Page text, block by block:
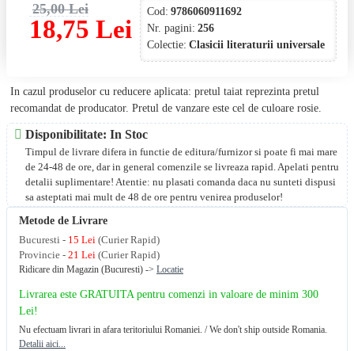
18,75 Lei
25,00 Lei Cod: 9786060911692
Nr. pagini: 256
Colectie: Clasicii literaturii universale
Metode de Livrare
Bucuresti - 15 Lei (Curier Rapid)
Provincie - 21 Lei (Curier Rapid)
Ridicare din Magazin (Bucuresti) -> Locatie
Livrarea este GRATUITA pentru comenzi in valoare de minim 300
Lei!
Nu efectuam livrari in afara teritoriului Romaniei. / We don't ship outside Romania.
Detalii aici...
In cazul produselor cu reducere aplicata: pretul taiat reprezinta pretul
recomandat de producator. Pretul de vanzare este cel de culoare rosie.
Disponibilitate: In Stoc
Timpul de livrare difera in functie de editura/furnizor si poate fi mai mare
de 24-48 de ore, dar in general comenzile se livreaza rapid. Apelati pentru
detalii suplimentare! Atentie: nu plasati comanda daca nu sunteti dispusi
sa asteptati mai mult de 48 de ore pentru venirea produselor!